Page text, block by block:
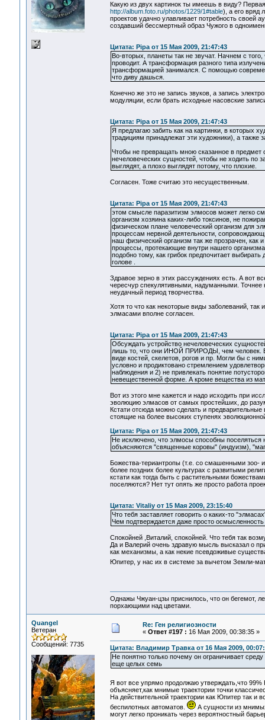
Какую из двух картинок ты имеешь в виду?
http://album.foto.ru/photos/1229/1#table), а его вряд
проектов удачно улавливает потребность своей
создавший бессмертный образ Чужого в
Цитата: Pipa от 15 Мая 2009, 21:47:43
Во-вторых, планеты так не звучат. Начнем с
проводит. А трансформация разного типа
трансформацией занимался. С помощью
что диву дашься.
Конечно же это не запись звуков, а запись
модуляции, если брать исходные насовские
Цитата: Pipa от 15 Мая 2009, 21:47:43
Я предлагаю забить как на картинки, в которых
традициям принадлежат эти художники), а
Чтобы не превращать мною сказанное в предмет
нечеловеческих сущностей, чтобы не ходить по
выглядят, а плохо выглядят потому, что плохие.
Согласен. Тоже считаю это несущественным.
Цитата: Pipa от 15 Мая 2009, 21:47:43
этом смысле паразитизм элмосов может легко
организм хозяина каких-либо токсинов, не
физическом плане человеческий организм для
процессам нервной деятельности,
наш физический организм так же прозрачен, как
процессы, протекающие внутри нашего
подобно тому, как грибок предпочитает
голове .
Здравое зерно в этих рассуждениях есть. А вот
чересчур спекулятивными, надуманными.
неудачный период творчества.
Хотя то что как некоторые виды заболеваний,
элмасами вполне согласен.
Цитата: Pipa от 15 Мая 2009, 21:47:43
Обсуждать устройство нечеловеческих
лишь то, что они ИНОЙ ПРИРОДЫ, чем человек. В
виде костей, скелетов, рогов и пр. Могли бы с
условно и продиктовано стремлением
наблюдения и 2) не привлекать понятие
невещественной форме. А кроме вещества из
Вот из этого мне кажется и надо исходить при
эволюцию элмасов от самых простейших, до
Кстати отсюда можно сделать и
стоящие на более высоких ступенях
Цитата: Pipa от 15 Мая 2009, 21:47:43
Не исключено, что элмосы способны поселяться
объясняются "священные коровы" (индуизм),
Божества-териантропы (т.е. со смашенными зоо-
более поздних более культурах с развитыми
кстати как тогда быть с растительными
поселяются? Нет тут опять же просто работа
Цитата: Vitaliy от 15 Мая 2009, 23:15:40
Что тебя заставляет говорить о каких-то
Чем подтверждается даже просто
Спокойней ,Виталий, спокойней. Что тебя так
Да и Валерий очень здравую мысль высказал о
как механизмы, а как некие псевдоживые
Юпитер, у нас их в системе за вычетом Земли-
Однажы Чжуан-цзы приснилось, что он бегемот,
порхающими над цветами.
Quangel
Ветеран
Сообщений: 7735
Re: Ген религиозности
« Ответ #197 : 16 Мая 2009, 00:38:35 »
Цитата: Владимир Травка от 16 Мая 2009,
Не понятно только почему он ограничивает
еще целых семь
Я вот все упрямо продолжаю утверждать,что
объясняет,как мнимые траектории точки
На действительной траектории как Юпитер так и
беспилотных автоматов.
А сущности из
могут легко проникать через вероятностный